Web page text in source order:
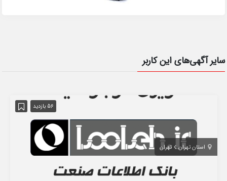
سایر آگهی‌های این کاربر
56 بازدید
استان تهران تهران